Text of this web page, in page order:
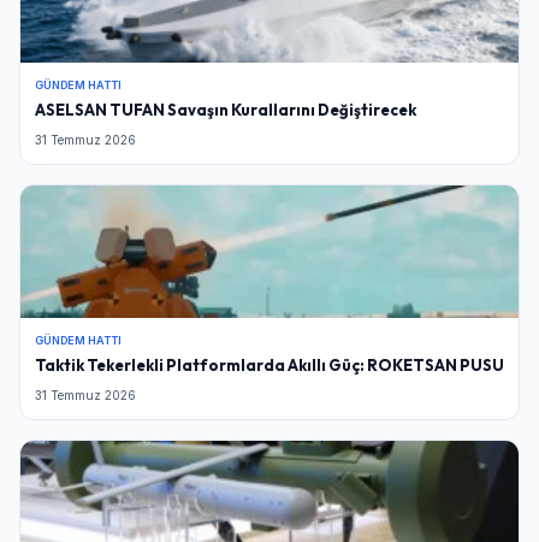
GÜNDEM HATTI
ASELSAN TUFAN Savaşın Kurallarını Değiştirecek
31 Temmuz 2026
GÜNDEM HATTI
Taktik Tekerlekli Platformlarda Akıllı Güç: ROKETSAN PUSU
31 Temmuz 2026